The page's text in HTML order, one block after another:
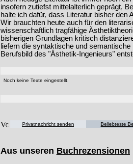
insofern zutiefst mittelalterlich geprägt,
halte ich dafür, dass Literatur bisher
Wir brauchten heute auch für den
wissenschaftlich tragfähige
bisherigen Grundlagen kritisch
liefern die syntaktische und
Berufsbild des "Ästhetik-Ingenieurs"
Noch keine Texte eingestellt.
Privatnachricht senden Beliebteste
Aus unseren Buchrezensionen